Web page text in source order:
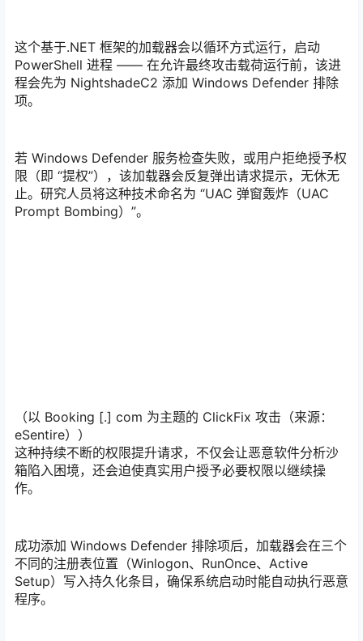
这个基于.NET 框架的加载器会以循环方式运行，启动
PowerShell 进程 —— 在允许最终攻击载荷运行前，该进
程会先为 NightshadeC2 添加 Windows Defender 排除
项。
若 Windows Defender 服务检查失败，或用户拒绝授予权
限（即 “提权”），该加载器会反复弹出请求提示，无休无
止。研究人员将这种技术命名为 “UAC 弹窗轰炸（UAC
Prompt Bombing）”。
（以 Booking [.] com 为主题的 ClickFix 攻击（来源：
eSentire））
这种持续不断的权限提升请求，不仅会让恶意软件分析沙
成功添加 Windows Defender 排除项后，加载器会在三个
不同的注册表位置（Winlogon、RunOnce、Active